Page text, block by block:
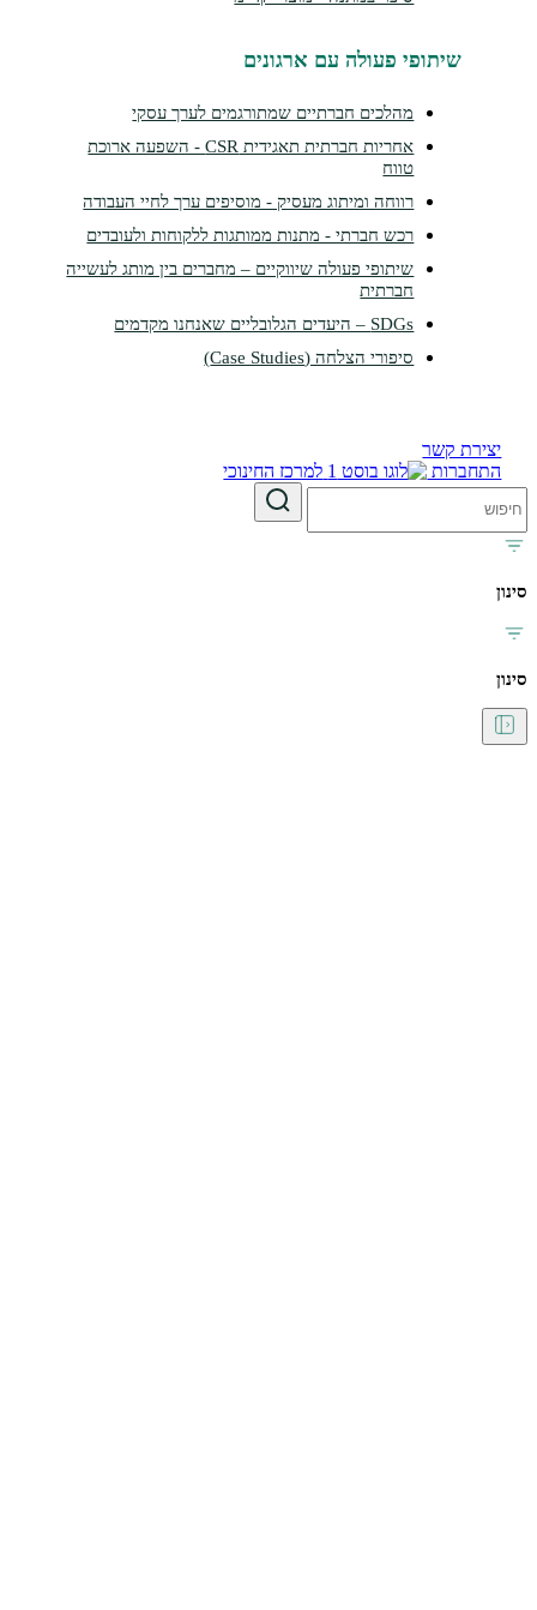
שיתופי פעולה עם ארגונים
מהלכים חברתיים שמתורגמים לערך עסקי
אחריות חברתית תאגידית CSR - השפעה ארוכת
רווחה ומיתוג מעסיק - מוסיפים ערך לחיי העבודה
רכש חברתי - מתנות ממותגות ללקוחות ולעובדים
שיתופי פעולה שיווקיים – מחברים בין מותג לעשייה
חברתית
SDGs – היעדים הגלובליים שאנחנו מקדמים
סיפורי הצלחה (Case Studies)
קשר
למרכז החינוכי